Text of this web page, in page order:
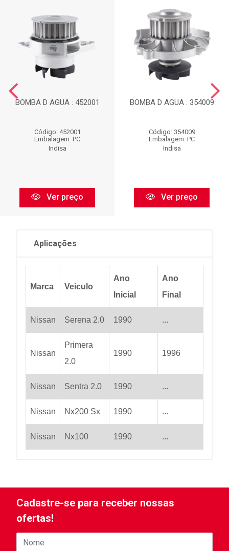
BOMBA D AGUA : 452001
Código: 452001
Embalagem: PC
Indisa
Ver preço
BOMBA D AGUA : 354009
Código: 354009
Embalagem: PC
Indisa
Ver preço
Aplicações
Marca Veiculo
Ano
Inicial
Ano
Final
Nissan Serena 2.0 1990 ...
Nissan
Primera
2.0
1990 1996
Nissan Sentra 2.0 1990 ...
Nissan Nx200 Sx 1990 ...
Nissan Nx100 1990 ...
Cadastre-se para receber nossas
ofertas!